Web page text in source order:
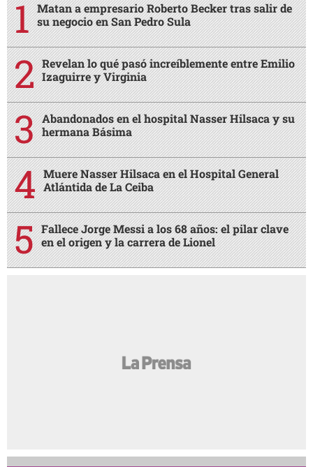
Matan a empresario Roberto Becker tras salir de
su negocio en San Pedro Sula
Revelan lo qué pasó increíblemente entre Emilio
Izaguirre y Virginia
Abandonados en el hospital Nasser Hilsaca y su
hermana Básima
Muere Nasser Hilsaca en el Hospital General
Atlántida de La Ceiba
Fallece Jorge Messi a los 68 años: el pilar clave
en el origen y la carrera de Lionel